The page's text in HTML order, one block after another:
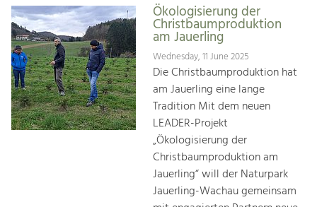
KontaktArt & Culture
Crafts, Science and Research.
Social Affairs, Education
& Identity
Equality, Youth and Integration.
Climate Change, Public Transport and
Ökologisierung der
Christbaumproduktion
am Jauerling
Wednesday, 11 June 2025
Die Christbaumproduktion hat
am Jauerling eine lange
Tradition Mit dem neuen
LEADER-Projekt
„Ökologisierung der
Christbaumproduktion am
Jauerling“ will der Naturpark
Jauerling-Wachau gemeinsam